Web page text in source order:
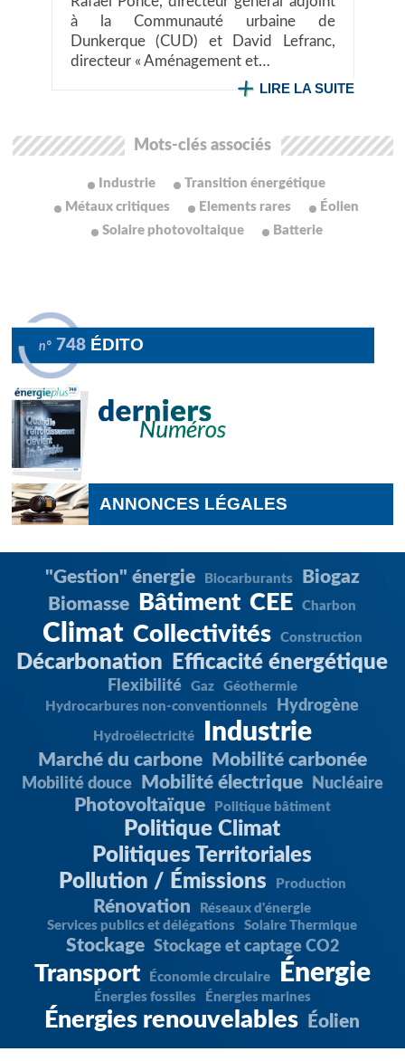
à la Communauté urbaine de
Dunkerque (CUD) et David Lefranc,
directeur « Aménagement et…
LIRE LA SUITE
Mots-clés associés
Industrie
Transition énergétique
Métaux critiques
Elements rares
Éolien
Solaire photovoltaique
Batterie
n° 748 ÉDITO
ANNONCES LÉGALES
"Gestion" énergie Biocarburants
Biogaz
Biomasse
Bâtiment CEE Charbon
Climat Collectivités Construction
Décarbonation Efficacité énergétique
Flexibilité Gaz
Géothermie
Hydrocarbures non-conventionnels
Hydrogène
Hydroélectricité Industrie
Marché du carbone Mobilité carbonée
Mobilité douce Mobilité électrique Nucléaire
Photovoltaïque Politique bâtiment
Politique Climat
Politiques Territoriales
Pollution / Émissions
Production
Rénovation
Réseaux d'énergie
Services publics et délégations
Solaire Thermique
Stockage Stockage et captage CO2
Transport Économie circulaire Énergie
Énergies fossiles Énergies marines
Énergies renouvelables Éolien